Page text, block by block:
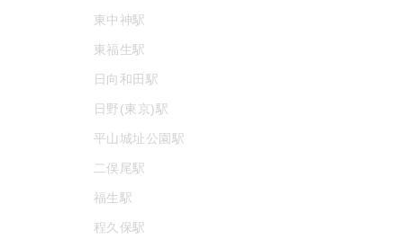
東中神駅
東福生駅
日向和田駅
日野(東京)駅
平山城址公園駅
二俣尾駅
福生駅
程久保駅